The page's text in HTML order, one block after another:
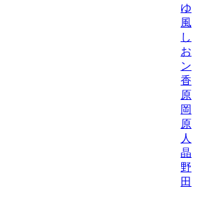
ゆ
風
し
お
ン
香/
原
岡
原
人
晶/
野
田